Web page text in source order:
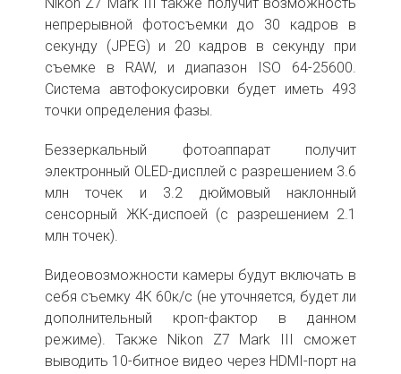
непрерывной фотосъемки до 30 кадров в
секунду (JPEG) и 20 кадров в секунду при
съемке в RAW, и диапазон ISO 64-25600.
Система автофокусировки будет иметь 493
точки определения фазы.
Беззеркальный фотоаппарат получит
электронный OLED-дисплей с разрешением 3.6
млн точек и 3.2 дюймовый наклонный
сенсорный ЖК-диспоей (с разрешением 2.1
млн точек).
Видеовозможности камеры будут включать в
себя съемку 4К 60к/с (не уточняется, будет ли
дополнительный кроп-фактор в данном
режиме). Также Nikon Z7 Mark III сможет
выводить 10-битное видео через HDMI-порт на